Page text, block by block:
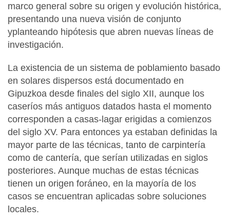
marco general sobre su origen y evolución histórica,
presentando una nueva visión de conjunto
yplanteando hipótesis que abren nuevas líneas de
investigación.
La existencia de un sistema de poblamiento basado
en solares dispersos está documentado en
Gipuzkoa desde finales del siglo XII, aunque los
caseríos más antiguos datados hasta el momento
corresponden a casas-lagar erigidas a comienzos
del siglo XV. Para entonces ya estaban definidas la
mayor parte de las técnicas, tanto de carpintería
como de cantería, que serían utilizadas en siglos
posteriores. Aunque muchas de estas técnicas
tienen un origen foráneo, en la mayoría de los
casos se encuentran aplicadas sobre soluciones
locales.